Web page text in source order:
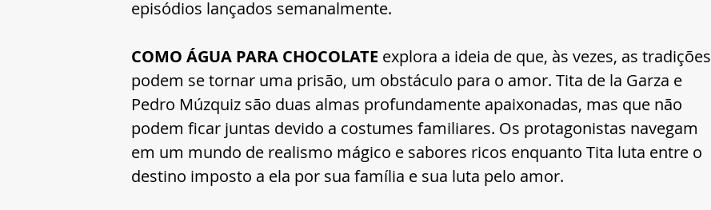
episódios lançados semanalmente.
COMO ÁGUA PARA CHOCOLATE explora a ideia de que, às vezes, as tradições
podem se tornar uma prisão, um obstáculo para o amor. Tita de la Garza e
Pedro Múzquiz são duas almas profundamente apaixonadas, mas que não
podem ficar juntas devido a costumes familiares. Os protagonistas navegam
em um mundo de realismo mágico e sabores ricos enquanto Tita luta entre o
destino imposto a ela por sua família e sua luta pelo amor.